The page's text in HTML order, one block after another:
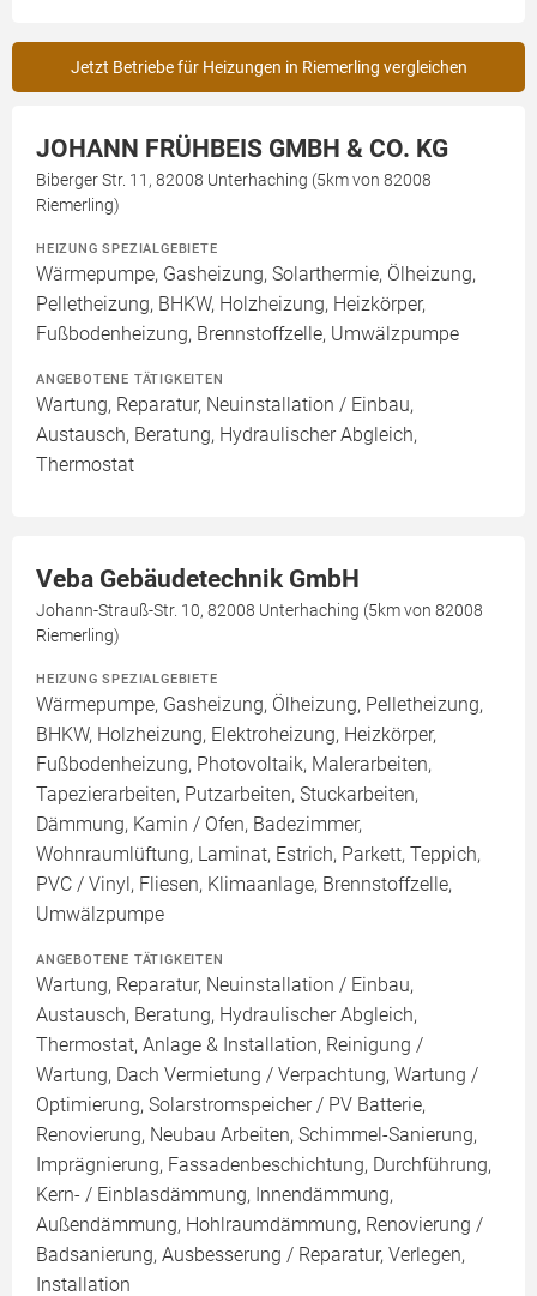
Jetzt Betriebe für Heizungen in Riemerling vergleichen
JOHANN FRÜHBEIS GMBH & CO. KG
Biberger Str. 11, 82008 Unterhaching (5km von 82008
Riemerling)
HEIZUNG SPEZIALGEBIETE
Wärmepumpe, Gasheizung, Solarthermie, Ölheizung,
Pelletheizung, BHKW, Holzheizung, Heizkörper,
Fußbodenheizung, Brennstoffzelle, Umwälzpumpe
ANGEBOTENE TÄTIGKEITEN
Wartung, Reparatur, Neuinstallation / Einbau,
Austausch, Beratung, Hydraulischer Abgleich,
Thermostat
Veba Gebäudetechnik GmbH
Johann-Strauß-Str. 10, 82008 Unterhaching (5km von 82008
Riemerling)
HEIZUNG SPEZIALGEBIETE
Wärmepumpe, Gasheizung, Ölheizung, Pelletheizung,
BHKW, Holzheizung, Elektroheizung, Heizkörper,
Fußbodenheizung, Photovoltaik, Malerarbeiten,
Tapezierarbeiten, Putzarbeiten, Stuckarbeiten,
Dämmung, Kamin / Ofen, Badezimmer,
Wohnraumlüftung, Laminat, Estrich, Parkett, Teppich,
PVC / Vinyl, Fliesen, Klimaanlage, Brennstoffzelle,
Umwälzpumpe
ANGEBOTENE TÄTIGKEITEN
Wartung, Reparatur, Neuinstallation / Einbau,
Austausch, Beratung, Hydraulischer Abgleich,
Thermostat, Anlage & Installation, Reinigung /
Wartung, Dach Vermietung / Verpachtung, Wartung /
Optimierung, Solarstromspeicher / PV Batterie,
Renovierung, Neubau Arbeiten, Schimmel-Sanierung,
Imprägnierung, Fassadenbeschichtung, Durchführung,
Kern- / Einblasdämmung, Innendämmung,
Außendämmung, Hohlraumdämmung, Renovierung /
Badsanierung, Ausbesserung / Reparatur, Verlegen,
Installation